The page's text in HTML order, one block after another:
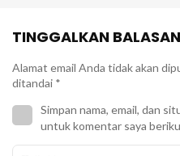
TINGGALKAN BALASAN
Alamat email Anda tidak akan
ditandai *
Simpan nama, email, dan
untuk komentar saya